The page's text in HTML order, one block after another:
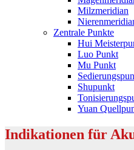
Milzmeridian
Zentrale Punkte
Hui
Luo Punkt
Mu Punkt
Shupunkt
Yuan
Indikationen für